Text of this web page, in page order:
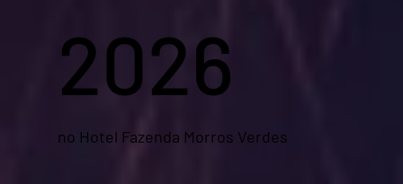
2026
no Hotel Fazenda Morros Verdes